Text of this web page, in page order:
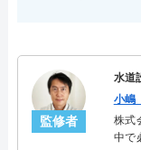
監修者
水道
小嶋
株式
中で